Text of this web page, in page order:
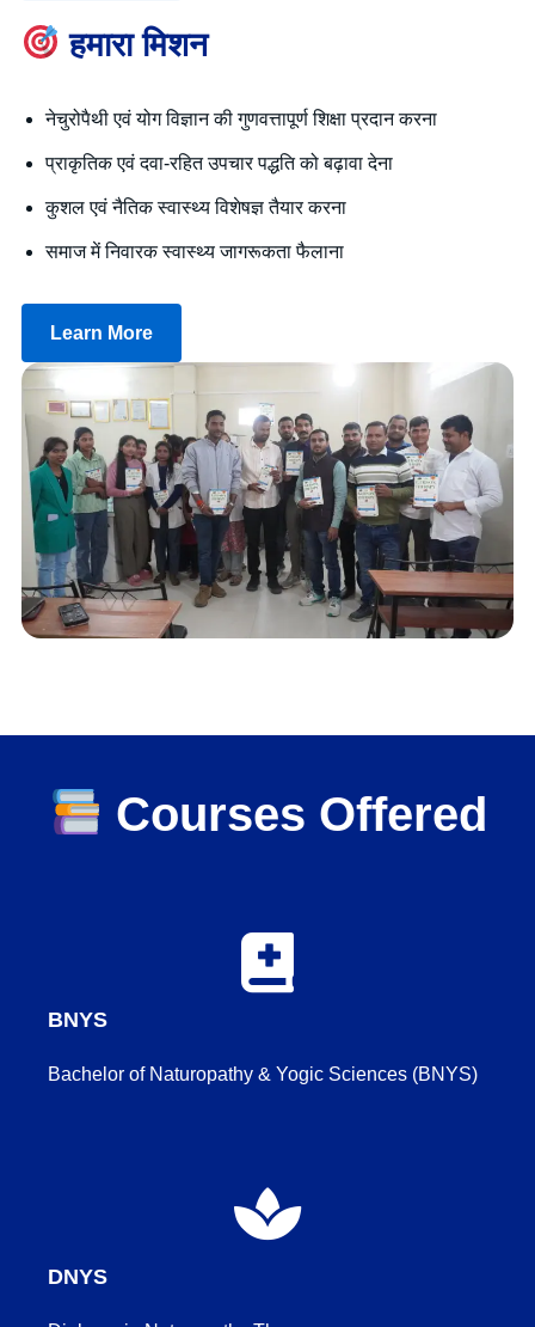
हमारा मिशन
नेचुरोपैथी एवं योग विज्ञान की गुणवत्तापूर्ण शिक्षा प्रदान करना
प्राकृतिक एवं दवा-रहित उपचार पद्धति को बढ़ावा देना
कुशल एवं नैतिक स्वास्थ्य विशेषज्ञ तैयार करना
समाज में निवारक स्वास्थ्य जागरूकता फैलाना
Learn More
Courses Offered
BNYS
Bachelor of Naturopathy & Yogic Sciences (BNYS)
DNYS